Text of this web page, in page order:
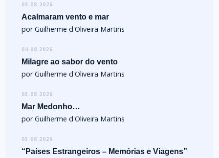
05.08.2026
Acalmaram vento e mar
por Guilherme d'Oliveira Martins
04.08.2026
Milagre ao sabor do vento
por Guilherme d'Oliveira Martins
03.08.2026
Mar Medonho…
por Guilherme d'Oliveira Martins
03.08.2026
“Países Estrangeiros – Memórias e Viagens”